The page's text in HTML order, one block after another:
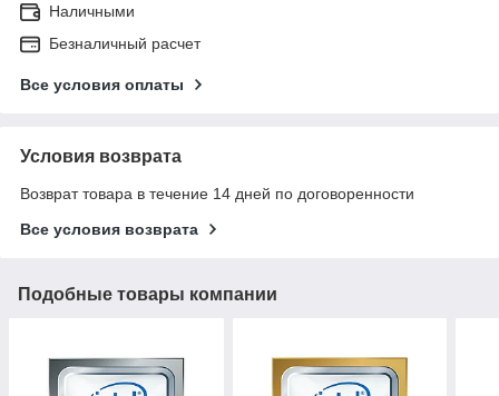
Наличными
Безналичный расчет
Все условия оплаты
Условия возврата
Возврат товара в течение 14 дней по договоренности
Все условия возврата
Подобные товары компании